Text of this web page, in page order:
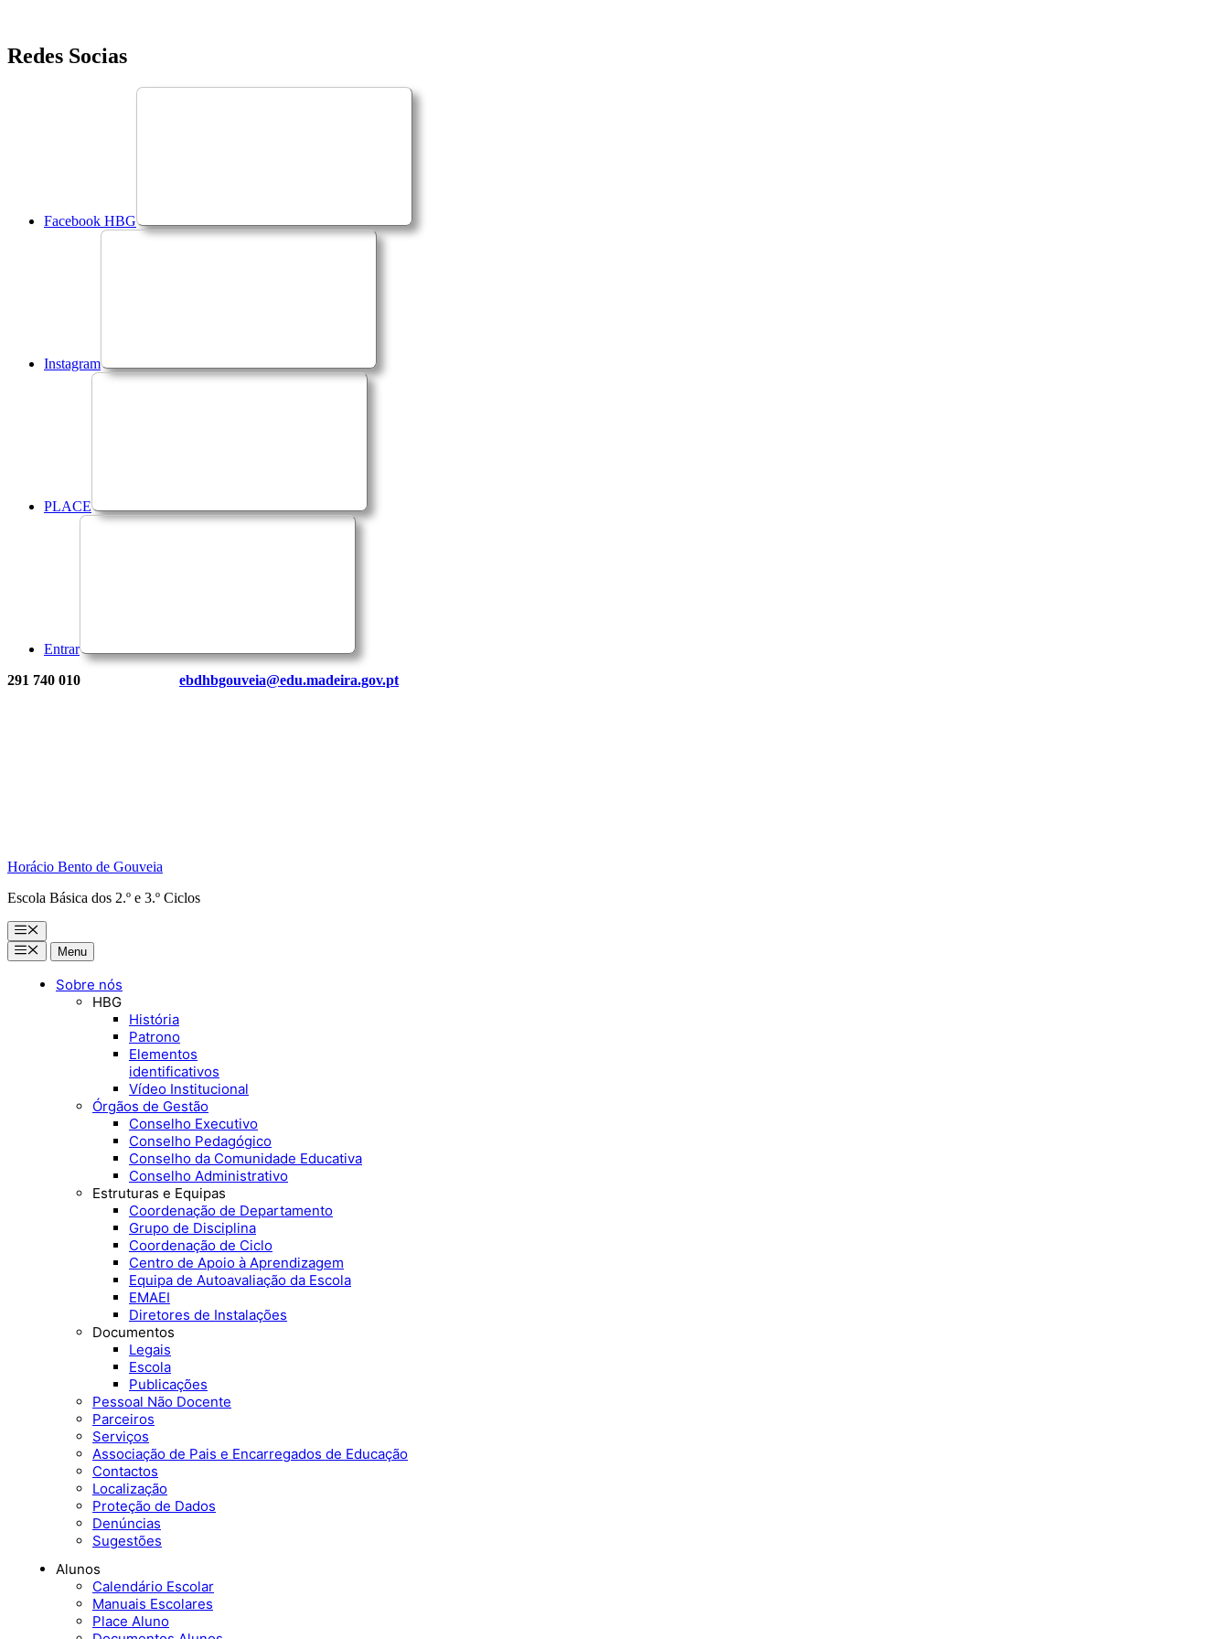
Saltar
para
Redes Socias
Facebook HBG
Instagram
PLACE
Entrar
291 740 010 ebdhbgouveia@edu.madeira.gov.pt
Horácio Bento de Gouveia
Escola Básica dos 2.º e 3.º Ciclos
Menu
MenuMenu
Sobre nós
HBG
História
Patrono
Elementos
identificativos
Vídeo Institucional
Órgãos de Gestão
Conselho Executivo
Conselho Pedagógico
Conselho da Comunidade Educativa
Conselho Administrativo
Estruturas e Equipas
Coordenação de Departamento
Grupo de Disciplina
Coordenação de Ciclo
Centro de Apoio à Aprendizagem
Equipa de Autoavaliação da Escola
EMAEI
Diretores de Instalações
Documentos
Legais
Escola
Publicações
Pessoal Não Docente
Parceiros
Serviços
Associação de Pais e Encarregados de Educação
Contactos
Localização
Proteção de Dados
Denúncias
Sugestões
Alunos
Calendário Escolar
Manuais Escolares
Place Aluno